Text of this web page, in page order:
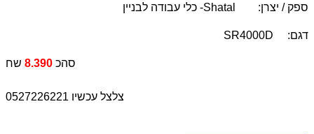
ספק / יצרן: Shatal- כלי עבודה לבניין
דגם: SR4000D
סהכ 8.390 שח
צלצל עכשיו 0527226221